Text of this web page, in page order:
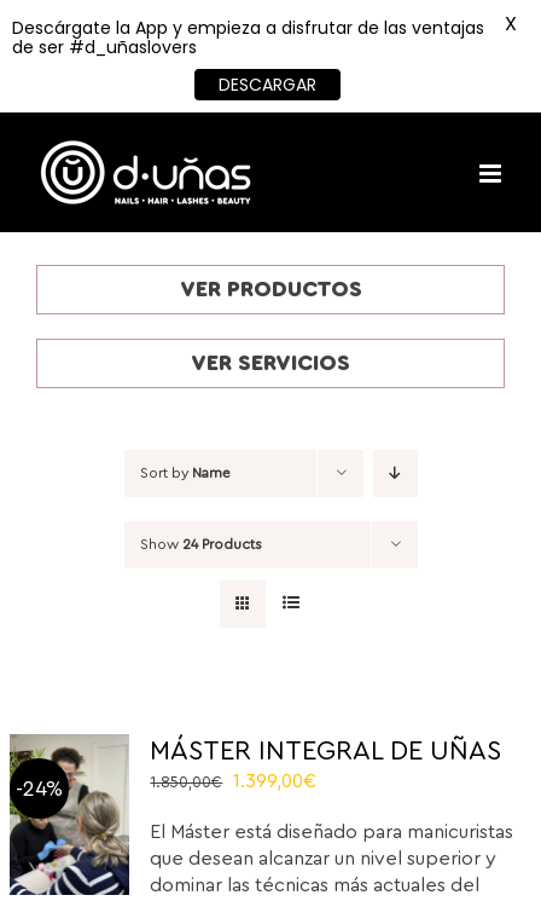
content
VER PRODUCTOS
VER SERVICIOS
Sort by Name
Show 24 Products
-24%
MÁSTER INTEGRAL DE UÑAS
1.850,00€
Original
was:
1.850,00€.
1.399,00€
is:
1.399,00€.
El Máster está diseñado para manicuristas
que desean alcanzar un nivel superior y
dominar las técnicas más actuales del
Descárgate la App y empieza a disfrutar de las ventajas
de ser #d_uñaslovers
DESCARGAR
X